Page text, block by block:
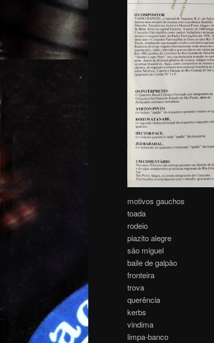
motivos gauchos
toada
rodeio
piazito alegre
são miguel
baile de galpão
fronteira
trova
querência
kerbs
vindima
limpa-banco